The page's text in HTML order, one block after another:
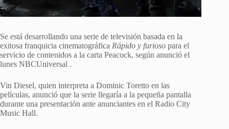
Se está ⁠desarrollando una serie de televisión basada en la
exitosa franquicia cinematográfica Rápido y furioso para el
⁠servicio de contenidos a la carta Peacock, según anunció el
lunes NBCUniversal .
Vin Diesel, quien interpreta a Dominic Toretto en las
películas, anunció que la serie llegaría a la pequeña pantalla
durante una presentación ante anunciantes en el Radio City
Music Hall.